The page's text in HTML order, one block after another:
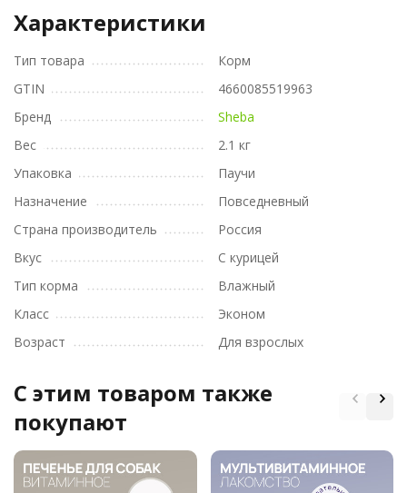
Характеристики
Тип товара
Корм
GTIN
4660085519963
Бренд
Sheba
Вес
2.1 кг
Упаковка
Паучи
Назначение
Повседневный
Страна производитель
Россия
Вкус
С курицей
Тип корма
Влажный
Класс
Эконом
Возраст
Для взрослых
C этим товаром также
покупают